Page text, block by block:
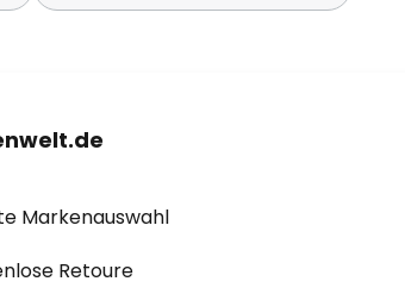
Markenauswahl
Retoure